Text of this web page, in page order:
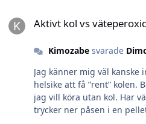
Aktivt kol vs
Kimozabesvarade
Jag känner mig väl
helsike att få ”rent” kolen.
jag vill köra utan kol. Har
trycker ner påsen i en